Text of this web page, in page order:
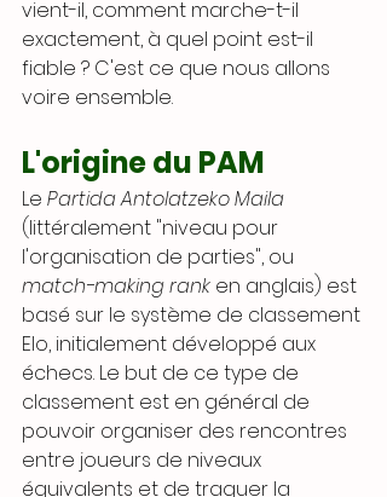
vient-il, comment marche-t-il
exactement, à quel point est-il
fiable ? C'est ce que nous allons
voire ensemble.
L'origine du PAM
Le Partida Antolatzeko Maila
(littéralement "niveau pour
l'organisation de parties", ou
match-making rank en anglais) est
basé sur le système de classement
Elo, initialement développé aux
échecs. Le but de ce type de
classement est en général de
pouvoir organiser des rencontres
entre joueurs de niveaux
équivalents et de traquer la